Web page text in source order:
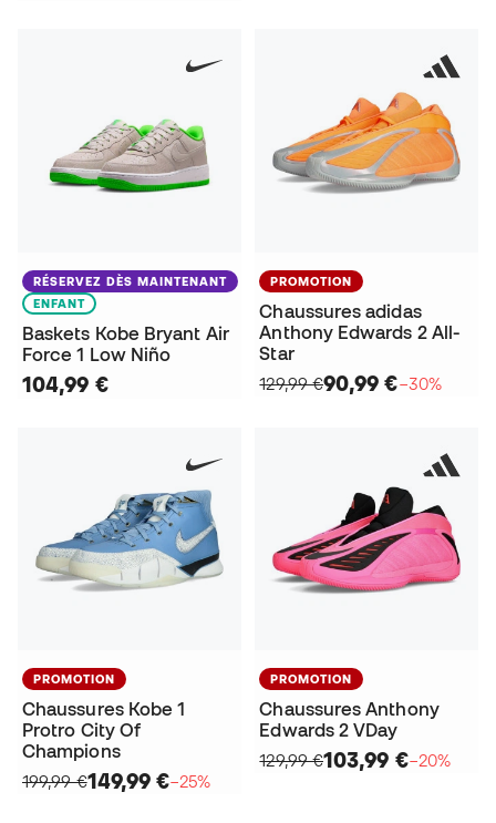
RÉSERVEZ DÈS MAINTENANT
ENFANT
Baskets Kobe Bryant Air
Force 1 Low Niño
104,99 €
PROMOTION
Chaussures adidas
Anthony Edwards 2 All-
Star
129,99 €90,99 €−30%
PROMOTION
Chaussures Kobe 1
Protro City Of
Champions
199,99 €149,99 €−25%
PROMOTION
Chaussures Anthony
Edwards 2 VDay
129,99 €103,99 €−20%